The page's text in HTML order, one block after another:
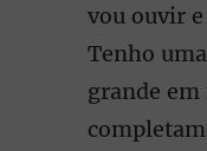
vou ouvir
Tenho
grande em